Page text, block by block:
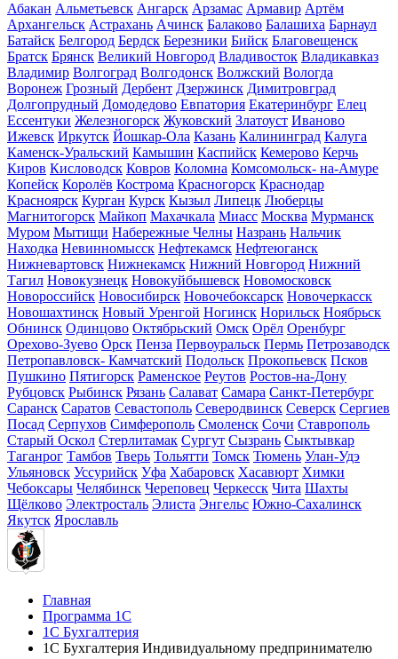
Абакан Альметьевск Ангарск Арзамас Армавир Артём
Архангельск Астрахань Ачинск Балаково Балашиха Барнаул
Батайск Белгород Бердск Березники Бийск Благовещенск
Братск Брянск Великий Новгород Владивосток Владикавказ
Владимир Волгоград Волгодонск Волжский Вологда
Воронеж Грозный Дербент Дзержинск Димитровград
Долгопрудный Домодедово Евпатория Екатеринбург Елец
Ессентуки Железногорск Жуковский Златоуст Иваново
Ижевск Иркутск Йошкар-Ола Казань Калининград Калуга
Каменск-Уральский Камышин Каспийск Кемерово Керчь
Киров Кисловодск Ковров Коломна Комсомольск- на-Амуре
Копейск Королёв Кострома Красногорск Краснодар
Красноярск Курган Курск Кызыл Липецк Люберцы
Магнитогорск Майкоп Махачкала Миасс Москва Мурманск
Муром Мытищи Набережные Челны Назрань Нальчик
Находка Невинномысск Нефтекамск Нефтеюганск
Нижневартовск Нижнекамск Нижний Новгород Нижний
Тагил Новокузнецк Новокуйбышевск Новомосковск
Новороссийск Новосибирск Новочебоксарск Новочеркасск
Новошахтинск Новый Уренгой Ногинск Норильск Ноябрьск
Обнинск Одинцово Октябрьский Омск Орёл Оренбург
Орехово-Зуево Орск Пенза Первоуральск Пермь Петрозаводск
Петропавловск- Камчатский Подольск Прокопьевск Псков
Пушкино Пятигорск Раменское Реутов Ростов-на-Дону
Рубцовск Рыбинск Рязань Салават Самара Санкт-Петербург
Саранск Саратов Севастополь Северодвинск Северск Сергиев
Посад Серпухов Симферополь Смоленск Сочи Ставрополь
Старый Оскол Стерлитамак Сургут Сызрань Сыктывкар
Таганрог Тамбов Тверь Тольятти Томск Тюмень Улан-Удэ
Ульяновск Уссурийск Уфа Хабаровск Хасавюрт Химки
Чебоксары Челябинск Череповец Черкесск Чита Шахты
Щёлково Электросталь Элиста Энгельс Южно-Сахалинск
Якутск Ярославль
Главная
Программа 1С
1С Бухгалтерия
1С Бухгалтерия Индивидуальному предпринимателю